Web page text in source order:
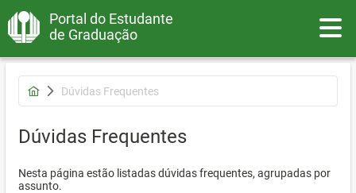
Portal do Estudante
de Graduação
Dúvidas Frequentes
Dúvidas Frequentes
Nesta página estão listadas dúvidas frequentes, agrupadas por
assunto.